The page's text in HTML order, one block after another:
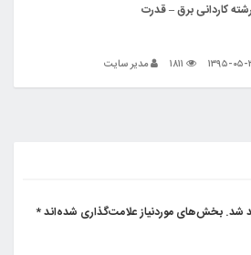
کاردانی برق – قدرت
مدیر سایت
شد. بخش‌های موردنیاز علامت‌گذاری شده‌اند*